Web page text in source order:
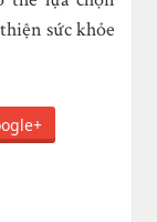
sức khỏe